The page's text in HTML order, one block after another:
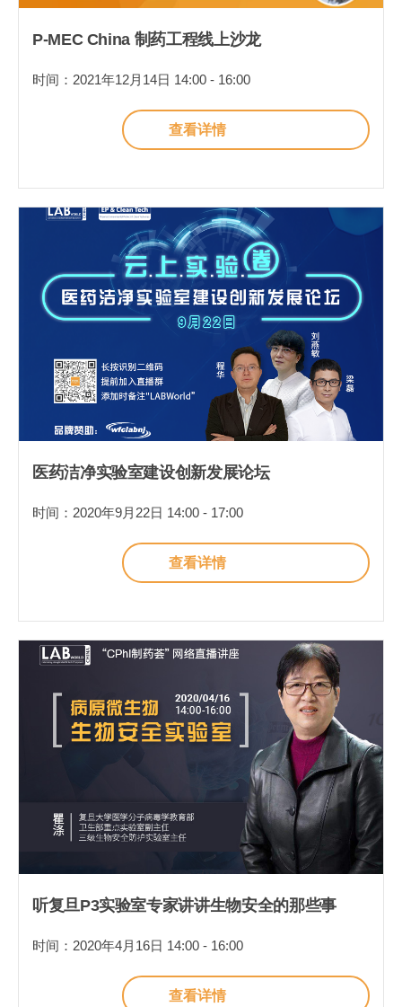
P-MEC China 制药工程线上沙龙
时间：2021年12月14日 14:00 - 16:00
查看详情
医药洁净实验室建设创新发展论坛
时间：2020年9月22日 14:00 - 17:00
查看详情
听复旦P3实验室专家讲讲生物安全的那些事
时间：2020年4月16日 14:00 - 16:00
查看详情